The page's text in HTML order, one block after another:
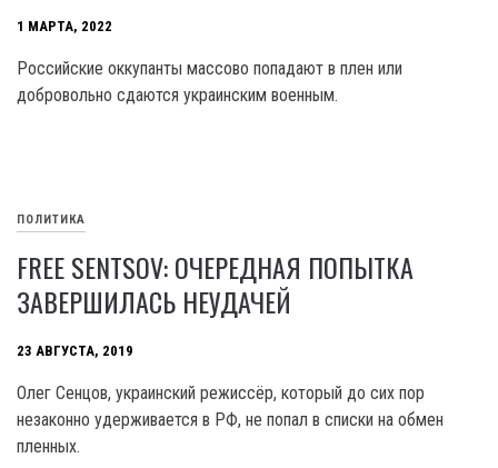
1 МАРТА, 2022
Российские оккупанты массово попадают в плен или
добровольно сдаются украинским военным.
ПОЛИТИКА
FREE SENTSOV: ОЧЕРЕДНАЯ ПОПЫТКА
ЗАВЕРШИЛАСЬ НЕУДАЧЕЙ
23 АВГУСТА, 2019
Олег Сенцов, украинский режиссёр, который до сих пор
незаконно удерживается в РФ, не попал в списки на обмен
пленных.